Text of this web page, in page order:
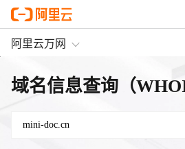
阿里云万网
域名信息查询（